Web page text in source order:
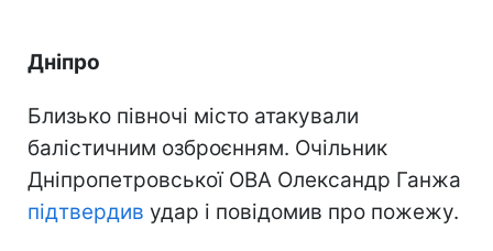
Дніпро
Близько півночі місто атакували
балістичним озброєнням. Очільник
Дніпропетровської ОВА Олександр Ганжа
підтвердив удар і повідомив про пожежу.